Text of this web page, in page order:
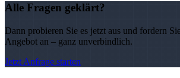
Alle Fragen geklärt?
Dann probieren Sie es jetzt aus und fordern
Angebot an – ganz unverbindlich.
Jetzt Anfrage starten